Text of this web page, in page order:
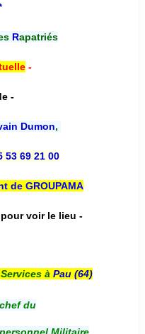
Rapatriés
-
-
Dumon,
53 69 21 00
de GROUPAMA
pour voir le lieu -
à Pau (64)
du